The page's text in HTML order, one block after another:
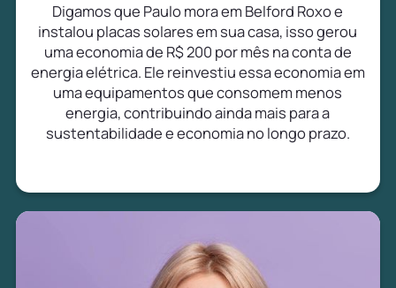
Digamos que Paulo mora em Belford Roxo e
instalou placas solares em sua casa, isso gerou
uma economia de R$ 200 por mês na conta de
energia elétrica. Ele reinvestiu essa economia em
uma equipamentos que consomem menos
energia, contribuindo ainda mais para a
sustentabilidade e economia no longo prazo.